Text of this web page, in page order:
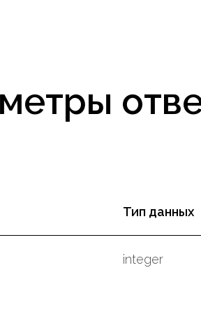
Тип данных
integer